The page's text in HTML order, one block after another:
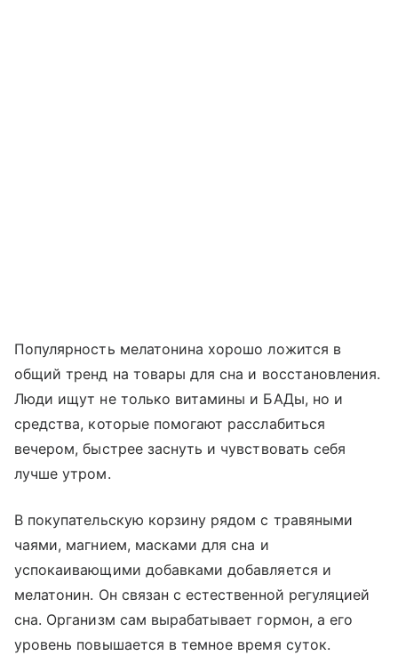
Популярность мелатонина хорошо ложится в
общий тренд на товары для сна и восстановления.
Люди ищут не только витамины и БАДы, но и
средства, которые помогают расслабиться
вечером, быстрее заснуть и чувствовать себя
лучше утром.
В покупательскую корзину рядом с травяными
чаями, магнием, масками для сна и
успокаивающими добавками добавляется и
мелатонин. Он связан с естественной регуляцией
сна. Организм сам вырабатывает гормон, а его
уровень повышается в темное время суток.